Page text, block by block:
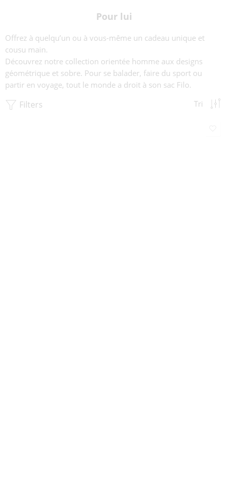
Pour lui
Offrez à quelqu’un ou à vous-même un cadeau unique et
cousu main.
Découvrez notre collection orientée homme aux designs
géométrique et sobre. Pour se balader, faire du sport ou
partir en voyage, tout le monde a droit à son sac Filo.
Filters Tri